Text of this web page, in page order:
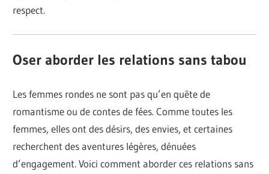
respect.
Oser aborder les relations sans tabou
Les femmes rondes ne sont pas qu’en quête de
romantisme ou de contes de fées. Comme toutes les
femmes, elles ont des désirs, des envies, et certaines
recherchent des aventures légères, dénuées
d’engagement. Voici comment aborder ces relations sans